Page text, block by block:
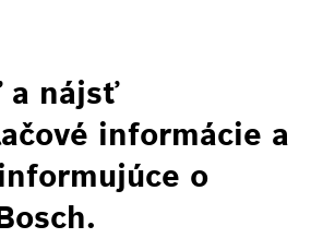
a nájsť
informácie a
o